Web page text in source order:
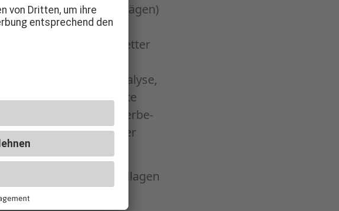
Bearbeitung von Aufträgen)
zum Newsletter
Aufbewahrung)
Interesse an der Analyse,
unserer Website
von Profilen zu Werbe-
und Einsatz der
Rechtgrundlagen